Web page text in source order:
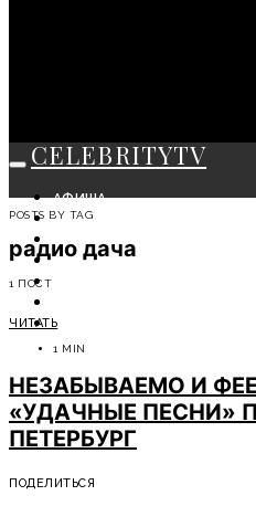
CELEBRITYTV
АФИША
СОБЫТИЯ
КРАСОТА
МОДА
СОВЕТЫ ЭКСПЕРТОВ
POSTS BY TAG
радио дача
1 ПОСТ
ЧИТАТЬ
1 MIN
НЕЗАБЫВАЕМО И
«УДАЧНЫЕ ПЕСНИ»
ПЕТЕРБУРГ
ПОДЕЛИТЬСЯ